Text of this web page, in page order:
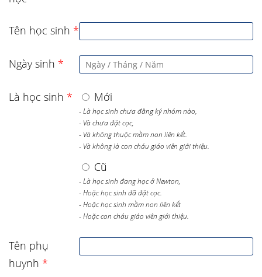
Tên học sinh *
Ngày sinh *
Là học sinh * Mới
- Là học sinh chưa đăng ký nhóm nào,
- Và chưa đặt cọc,
- Và không thuộc mầm non liên kết.
- Và không là con cháu giáo viên giới thiệu.
Cũ
- Là học sinh đang học ở Newton,
- Hoặc học sinh đã đặt cọc.
- Hoặc học sinh mầm non liên kết
- Hoặc con cháu giáo viên giới thiệu.
Tên phụ
huynh *